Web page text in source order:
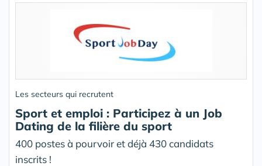
Les secteurs qui recrutent
Sport et emploi : Participez à un Job
Dating de la filière du sport
400 postes à pourvoir et déjà 430 candidats
inscrits !